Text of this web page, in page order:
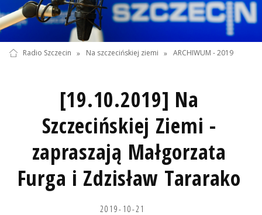
Radio Szczecin » Na szczecińskiej ziemi » ARCHIWUM - 2019
[19.10.2019] Na
Szczecińskiej Ziemi -
zapraszają Małgorzata
Furga i Zdzisław Tararako
2019-10-21